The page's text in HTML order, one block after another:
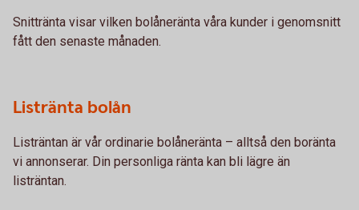
Snittränta visar vilken bolåneränta våra kunder i genomsnitt
fått den senaste månaden.
Listränta bolån
Listräntan är vår ordinarie bolåneränta – alltså den boränta
vi annonserar. Din personliga ränta kan bli lägre än
listräntan.